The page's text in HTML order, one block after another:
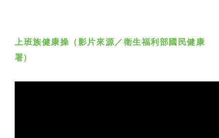
上班族健康操（影片來源／衛生福利部國民健康
署）